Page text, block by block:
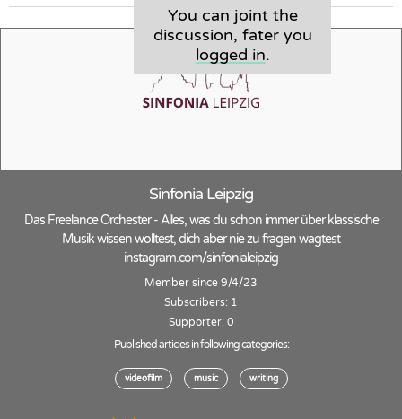
You can joint the
discussion, fater you
logged in.
Sinfonia Leipzig
Das Freelance Orchester - Alles, was du schon immer über klassische
Musik wissen wolltest, dich aber nie zu fragen wagtest
instagram.com/sinfonialeipzig
Member since 9/4/23
Subscribers: 1
Supporter: 0
Published articles in following categories:
videofilm music writing